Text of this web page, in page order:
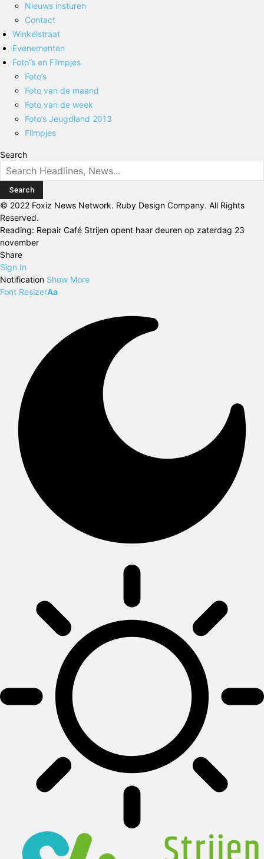
Nieuws insturen
Contact
Winkelstraat
Evenementen
Foto”s en Filmpjes
Foto’s
Foto van de maand
Foto van de week
Foto’s Jeugdland 2013
Filmpjes
Search
© 2022 Foxiz News Network. Ruby Design Company. All Rights
Reserved.
Reading: Repair Café Strijen opent haar deuren op zaterdag 23
november
Share
Sign In
Notification Show More
Font ResizerAa